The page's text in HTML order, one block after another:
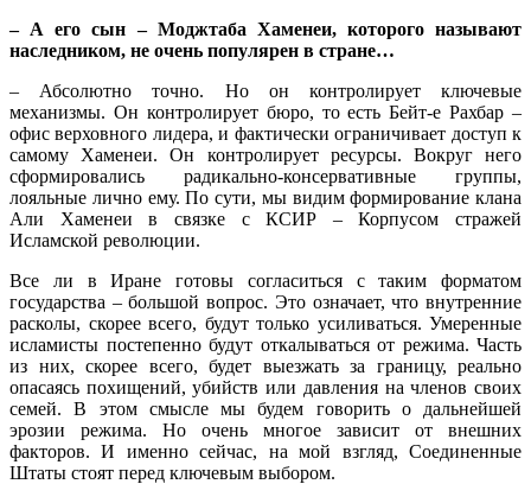
– А его сын – Моджтаба Хаменеи, которого называют
наследником, не очень популярен в стране…
– Абсолютно точно. Но он контролирует ключевые
механизмы. Он контролирует бюро, то есть Бейт-е Рахбар –
офис верховного лидера, и фактически ограничивает доступ к
самому Хаменеи. Он контролирует ресурсы. Вокруг него
сформировались радикально-консервативные группы,
лояльные лично ему. По сути, мы видим формирование клана
Али Хаменеи в связке с КСИР – Корпусом стражей
Исламской революции.
Все ли в Иране готовы согласиться с таким форматом
государства – большой вопрос. Это означает, что внутренние
расколы, скорее всего, будут только усиливаться. Умеренные
исламисты постепенно будут откалываться от режима. Часть
из них, скорее всего, будет выезжать за границу, реально
опасаясь похищений, убийств или давления на членов своих
семей. В этом смысле мы будем говорить о дальнейшей
эрозии режима. Но очень многое зависит от внешних
факторов. И именно сейчас, на мой взгляд, Соединенные
Штаты стоят перед ключевым выбором.